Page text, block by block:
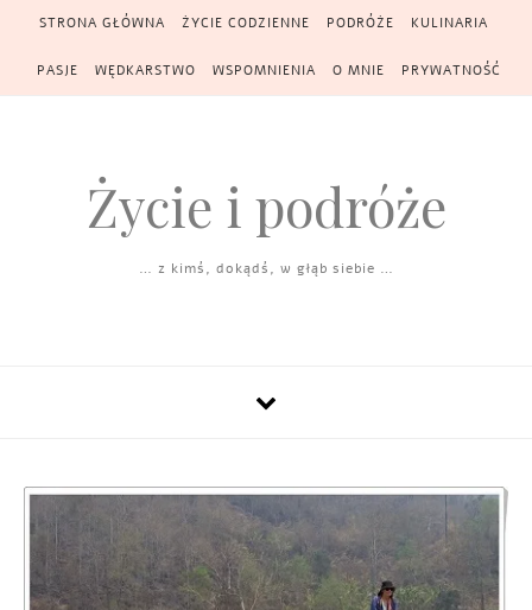
Skip to content
STRONA GŁÓWNA ŻYCIE CODZIENNE PODRÓŻE KULINARIA
PASJE WĘDKARSTWO WSPOMNIENIA O MNIE PRYWATNOŚĆ
Życie i podróże
… z kimś, dokądś, w głąb siebie …